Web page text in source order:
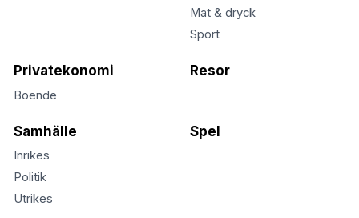
Mat & dryck
Sport
Privatekonomi
Boende
Resor
Samhälle
Inrikes
Politik
Utrikes
Spel